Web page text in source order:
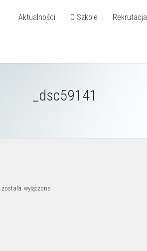
Aktualności O Szkole Rekrutacja
_dsc59141
_dsc59141
została wyłączona